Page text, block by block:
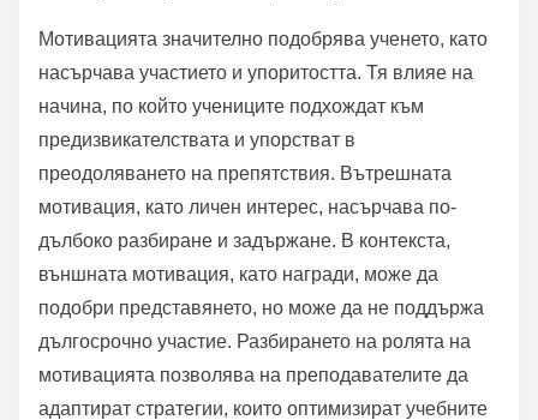
Мотивацията значително подобрява ученето, като
насърчава участието и упоритостта. Тя влияе на
начина, по който учениците подхождат към
предизвикателствата и упорстват в
преодоляването на препятствия. Вътрешната
мотивация, като личен интерес, насърчава по-
дълбоко разбиране и задържане. В контекста,
външната мотивация, като награди, може да
подобри представянето, но може да не поддържа
дългосрочно участие. Разбирането на ролята на
мотивацията позволява на преподавателите да
адаптират стратегии, които оптимизират учебните